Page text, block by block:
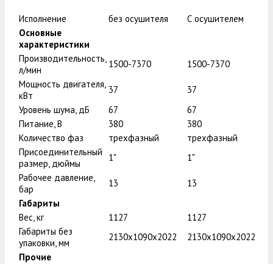
Исполнение без осушителя
С осушителем
Основные
характеристики
Производительность,
л/мин
1500-7370
1500-7370
Мощность двигателя,
кВт
37
37
Уровень шума, дБ
67
67
Питание, В
380
380
Количество фаз
трехфазный
трехфазный
Присоединительный
размер, дюймы
1"
1"
Рабочее давление,
бар
13
13
Габариты
Вес, кг
1127
1127
Габариты без
упаковки, мм
2130x1090x2022
2130x1090x2022
Прочие